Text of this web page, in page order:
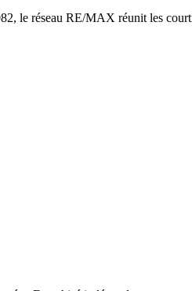
le réseau RE/MAX réunit les